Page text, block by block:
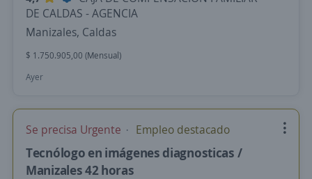
DE CALDAS - AGENCIA
Manizales, Caldas
$ 1.750.905,00 (Mensual)
Ayer
Se precisa Urgente Empleo destacado
Tecnólogo en imágenes diagnosticas /
Manizales 42 horas